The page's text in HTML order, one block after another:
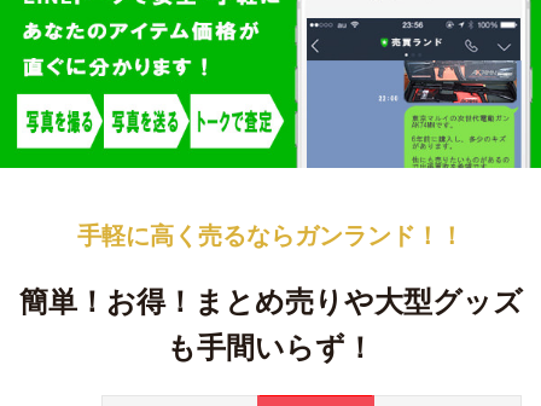
手軽に高く売るならガンランド！！
簡単！お得！ まとめ売りや大型グッズ
も手間いらず！